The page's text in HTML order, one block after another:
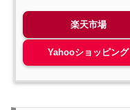
楽天市場
Yahooショッピング